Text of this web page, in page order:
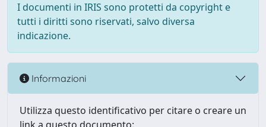
I documenti in IRIS sono protetti da copyright e
tutti i diritti sono riservati, salvo diversa
indicazione.
Informazioni
Utilizza questo identificativo per citare o creare un